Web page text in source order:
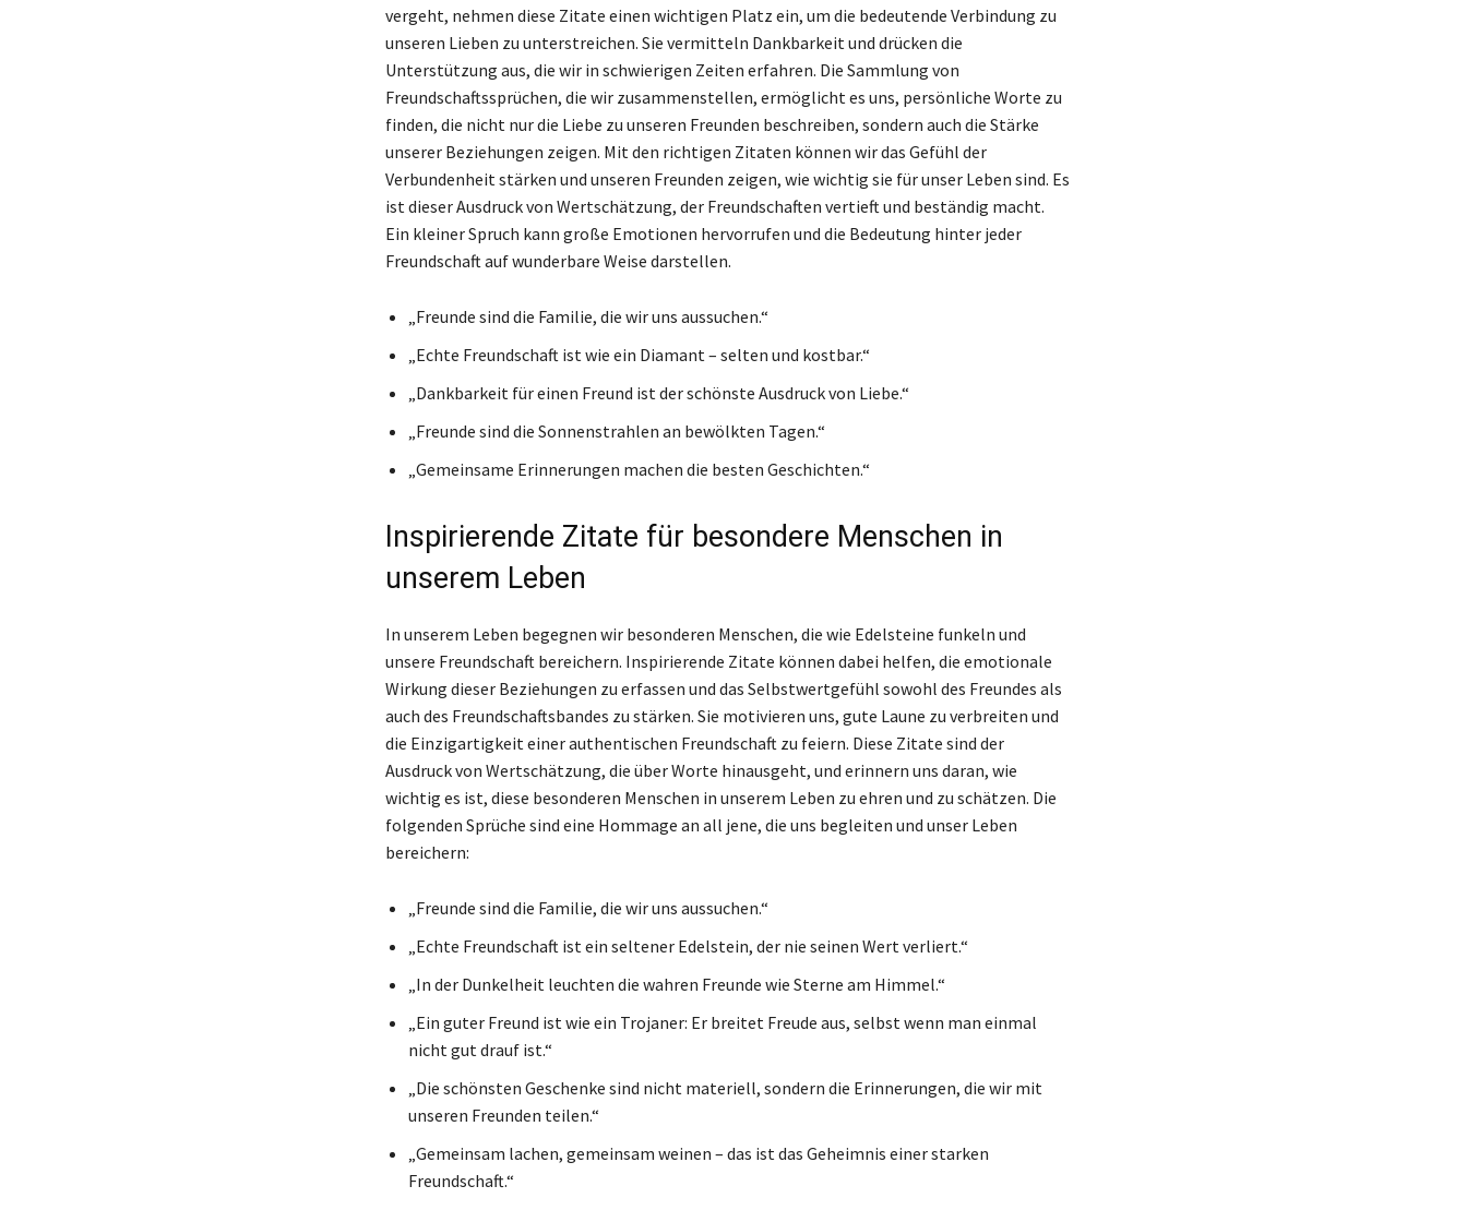
vergeht, nehmen diese Zitate einen wichtigen Platz ein, um die bedeutende Verbindung zu
unseren Lieben zu unterstreichen. Sie vermitteln Dankbarkeit und drücken die
Unterstützung aus, die wir in schwierigen Zeiten erfahren. Die Sammlung von
Freundschaftssprüchen, die wir zusammenstellen, ermöglicht es uns, persönliche Worte zu
finden, die nicht nur die Liebe zu unseren Freunden beschreiben, sondern auch die Stärke
unserer Beziehungen zeigen. Mit den richtigen Zitaten können wir das Gefühl der
Verbundenheit stärken und unseren Freunden zeigen, wie wichtig sie für unser Leben sind. Es
ist dieser Ausdruck von Wertschätzung, der Freundschaften vertieft und beständig macht.
Ein kleiner Spruch kann große Emotionen hervorrufen und die Bedeutung hinter jeder
Freundschaft auf wunderbare Weise darstellen.
„Freunde sind die Familie, die wir uns aussuchen.“
„Echte Freundschaft ist wie ein Diamant – selten und kostbar.“
„Dankbarkeit für einen Freund ist der schönste Ausdruck von Liebe.“
„Freunde sind die Sonnenstrahlen an bewölkten Tagen.“
„Gemeinsame Erinnerungen machen die besten Geschichten.“
Inspirierende Zitate für besondere Menschen in
unserem Leben
In unserem Leben begegnen wir besonderen Menschen, die wie Edelsteine funkeln und
unsere Freundschaft bereichern. Inspirierende Zitate können dabei helfen, die emotionale
Wirkung dieser Beziehungen zu erfassen und das Selbstwertgefühl sowohl des Freundes als
auch des Freundschaftsbandes zu stärken. Sie motivieren uns, gute Laune zu verbreiten und
die Einzigartigkeit einer authentischen Freundschaft zu feiern. Diese Zitate sind der
Ausdruck von Wertschätzung, die über Worte hinausgeht, und erinnern uns daran, wie
wichtig es ist, diese besonderen Menschen in unserem Leben zu ehren und zu schätzen. Die
folgenden Sprüche sind eine Hommage an all jene, die uns begleiten und unser Leben
bereichern:
„Freunde sind die Familie, die wir uns aussuchen.“
„Echte Freundschaft ist ein seltener Edelstein, der nie seinen Wert verliert.“
„In der Dunkelheit leuchten die wahren Freunde wie Sterne am Himmel.“
„Ein guter Freund ist wie ein Trojaner: Er breitet Freude aus, selbst wenn man einmal
nicht gut drauf ist.“
„Die schönsten Geschenke sind nicht materiell, sondern die Erinnerungen, die wir mit
unseren Freunden teilen.“
„Gemeinsam lachen, gemeinsam weinen – das ist das Geheimnis einer starken
Freundschaft.“